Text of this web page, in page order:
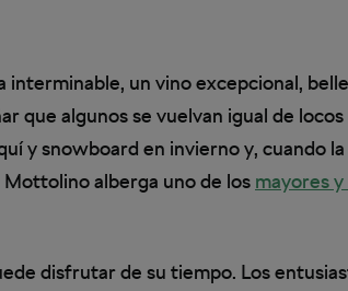
interminable, un vino excepcional,
que algunos se vuelvan igual de
y snowboard en invierno y, cuando
Mottolino alberga uno de los mayores
disfrutar de su tiempo. Los